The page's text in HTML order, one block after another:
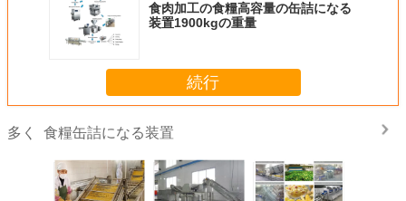
食肉加工の食糧高容量の缶詰になる
装置1900kgの重量
続行
多く 食糧缶詰になる装置